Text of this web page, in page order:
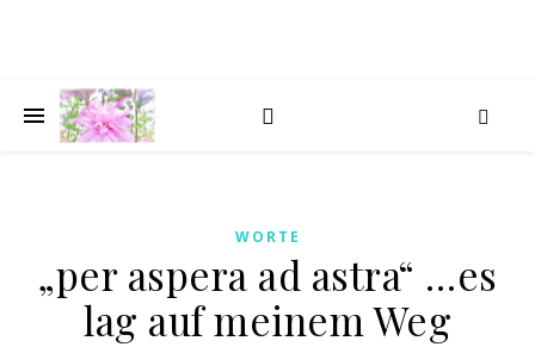
WORTE
„per aspera ad astra“ …es
lag auf meinem Weg